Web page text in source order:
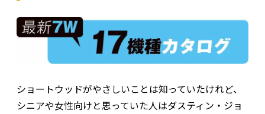
ショートウッドがやさしいことは知っていたけれど、
シニアや女性向けと思っていた人はダスティン・ジョ